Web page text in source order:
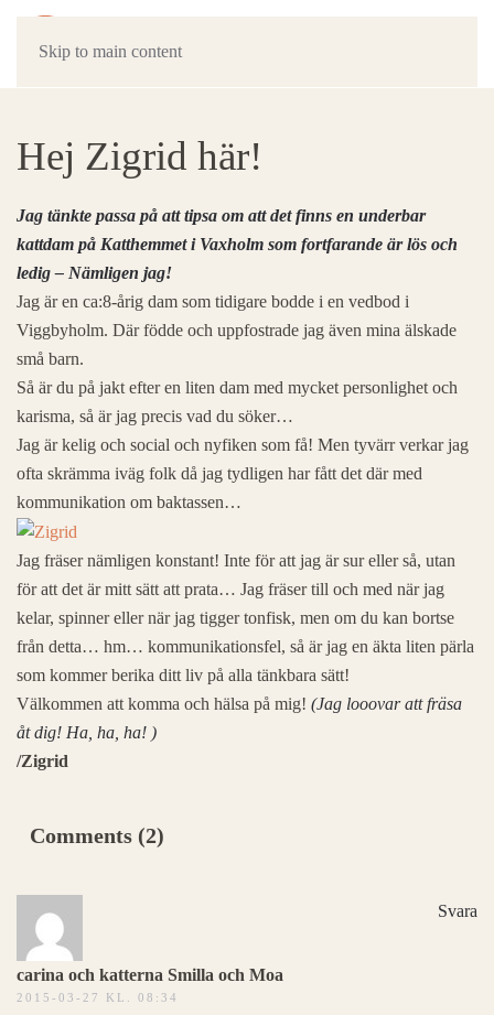
Skip to main content
Hej Zigrid här!
Jag tänkte passa på att tipsa om att det finns en underbar
kattdam på Katthemmet i Vaxholm som fortfarande är lös och
ledig – Nämligen jag!
Jag är en ca:8-årig dam som tidigare bodde i en vedbod i
Viggbyholm. Där födde och uppfostrade jag även mina älskade
små barn.
Så är du på jakt efter en liten dam med mycket personlighet och
karisma, så är jag precis vad du söker…
Jag är kelig och social och nyfiken som få! Men tyvärr verkar jag
ofta skrämma iväg folk då jag tydligen har fått det där med
kommunikation om baktassen…
Jag fräser nämligen konstant! Inte för att jag är sur eller så, utan
för att det är mitt sätt att prata… Jag fräser till och med när jag
kelar, spinner eller när jag tigger tonfisk, men om du kan bortse
från detta… hm… kommunikationsfel, så är jag en äkta liten pärla
som kommer berika ditt liv på alla tänkbara sätt!
Välkommen att komma och hälsa på mig! (Jag looovar att fräsa
åt dig! Ha, ha, ha! )
/Zigrid
Comments (2)
carina och katterna Smilla och Moa
2015-03-27 KL. 08:34
Svara